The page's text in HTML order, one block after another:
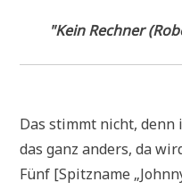
"Kein Rech­ner
Das stimmt nicht, denn
das ganz anders, da
Fünf [Spitz­na­me